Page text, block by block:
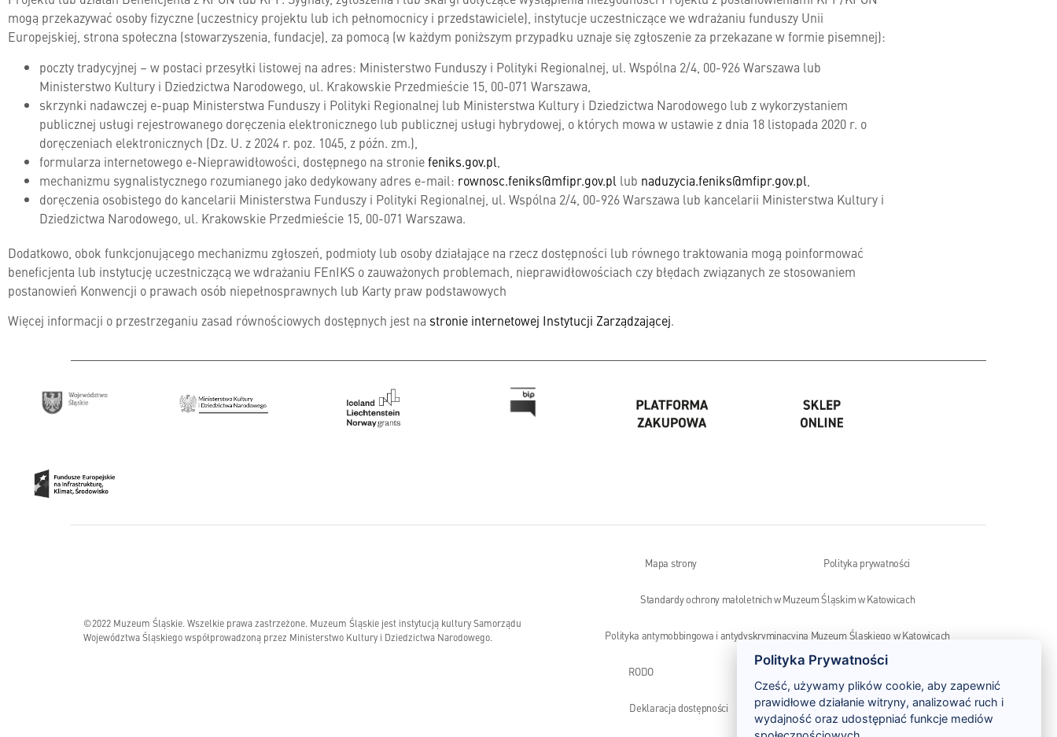
mogą przekazywać osoby fizyczne (uczestnicy projektu lub ich pełnomocnicy i przedstawiciele), instytucje uczestniczące we wdrażaniu funduszy Unii
Europejskiej, strona społeczna (stowarzyszenia, fundacje), za pomocą (w każdym poniższym przypadku uznaje się zgłoszenie za przekazane w formie pisemnej):
poczty tradycyjnej – w postaci przesyłki listowej na adres: Ministerstwo Funduszy i Polityki Regionalnej, ul. Wspólna 2/4, 00-926 Warszawa lub
Ministerstwo Kultury i Dziedzictwa Narodowego, ul. Krakowskie Przedmieście 15, 00-071 Warszawa,
skrzynki nadawczej e-puap Ministerstwa Funduszy i Polityki Regionalnej lub Ministerstwa Kultury i Dziedzictwa Narodowego lub z wykorzystaniem
publicznej usługi rejestrowanego doręczenia elektronicznego lub publicznej usługi hybrydowej, o których mowa w ustawie z dnia 18 listopada 2020 r. o
doręczeniach elektronicznych (Dz. U. z 2024 r. poz. 1045, z późn. zm.),
formularza internetowego e-Nieprawidłowości, dostępnego na stroniefeniks.gov.pl
mechanizmu sygnalistycznego rozumianego jako dedykowany adres e-mail: rownosc.feniks@mfipr.gov.pl lub naduzycia.feniks@mfipr.gov.pl
doręczenia osobistego do kancelarii Ministerstwa Funduszy i Polityki Regionalnej, ul. Wspólna 2/4, 00-926 Warszawa lub kancelarii Ministerstwa Kultury i
Dziedzictwa Narodowego, ul. Krakowskie Przedmieście 15, 00-071 Warszawa.
Dodatkowo, obok funkcjonującego mechanizmu zgłoszeń, podmioty lub osoby działające na rzecz dostępności lub równego traktowania mogą poinformować
beneficjenta lub instytucję uczestniczącą we wdrażaniu FEnIKS o zauważonych problemach, nieprawidłowościach czy błędach związanych ze stosowaniem
postanowień Konwencji o prawach osób niepełnosprawnych lub Karty praw podstawowych
Więcej informacji o przestrzeganiu zasad równościowych dostępnych jest na stronie internetowej Instytucji Zarządzającej.
©2022 Muzeum Śląskie. Wszelkie prawa zastrzeżone. Muzeum Śląskie jest instytucją kultury Samorządu
Województwa Śląskiego współprowadzoną przez Ministerstwo Kultury i Dziedzictwa Narodowego.
Mapa strony Polityka prywatności
Standardy ochrony małoletnich w Muzeum Śląskim w Katowicach
Polityka antymobbingowa i antydyskryminacyjna Muzeum Śląskiego w Katowicach
RODO Monitoring wizyjny – klauzula informacyjna
Deklaracja dostępności Szlak Zabytków Techniki
Polityka Prywatności
Cześć, używamy plików cookie, aby zapewnić
prawidłowe działanie witryny, analizować ruch i
wydajność oraz udostępniać funkcje mediów